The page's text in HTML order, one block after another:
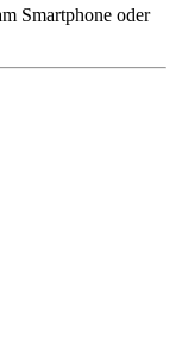
Smartphone oder